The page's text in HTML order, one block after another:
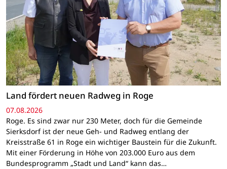
Land fördert neuen Radweg in Roge
07.08.2026
Roge. Es sind zwar nur 230 Meter, doch für die Gemeinde
Sierksdorf ist der neue Geh- und Radweg entlang der
Kreisstraße 61 in Roge ein wichtiger Baustein für die Zukunft.
Mit einer Förderung in Höhe von 203.000 Euro aus dem
Bundesprogramm „Stadt und Land“ kann das…